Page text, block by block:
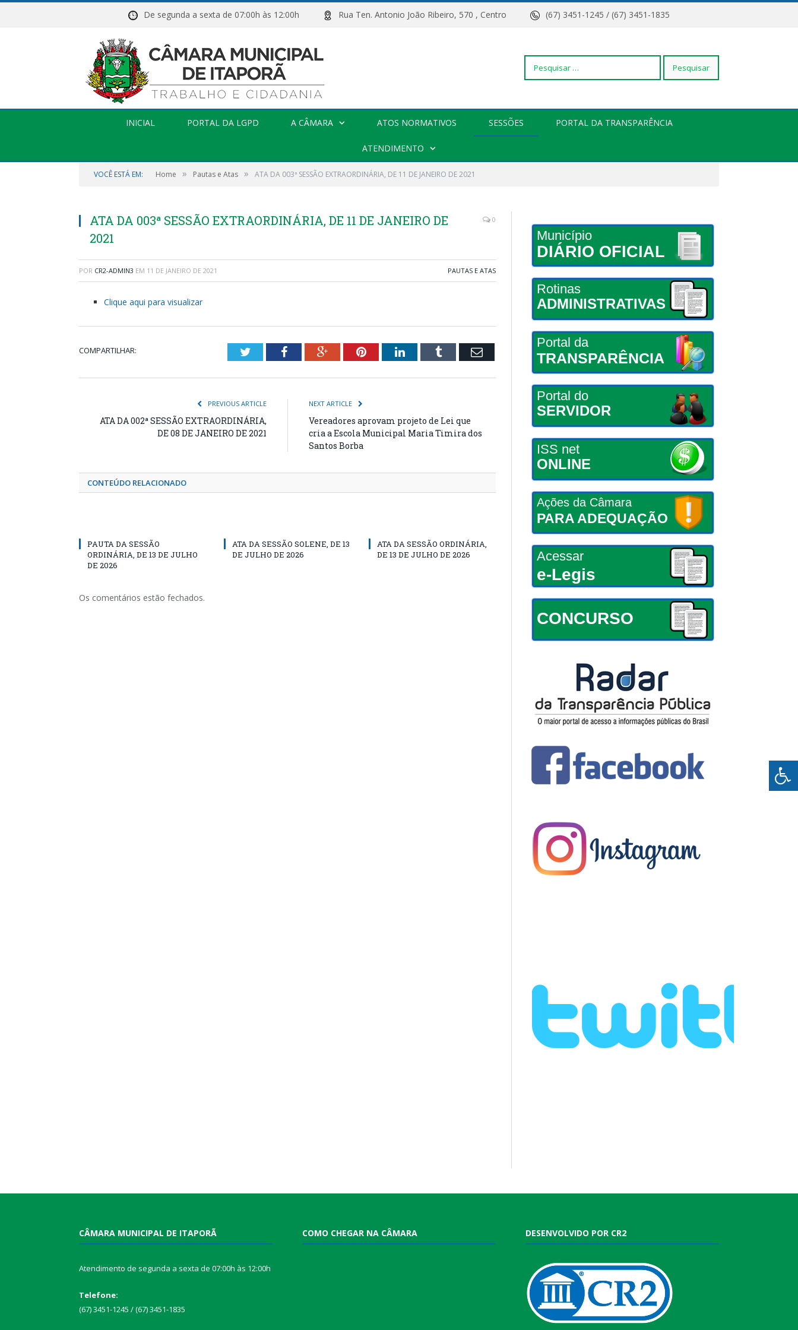
De segunda a sexta de 07:00h às 12:00h Rua Ten. Antonio João Ribeiro, 570 , Centro (67) 3451-1245 / (67) 3451-1835
Pesquisar
INICIAL PORTAL DA LGPD A CÂMARA ATOS NORMATIVOS SESSÕES PORTAL DA TRANSPARÊNCIA
ATENDIMENTO
VOCÊ ESTÁ EM: Home » Pautas e Atas » ATA DA 003ª SESSÃO EXTRAORDINÁRIA, DE 11 DE JANEIRO DE 2021
ATA DA 003ª SESSÃO EXTRAORDINÁRIA, DE 11 DE JANEIRO DE
2021
0
POR CR2-ADMIN3 EM 11 DE JANEIRO DE 2021 PAUTAS E ATAS
Clique aqui para visualizar
COMPARTILHAR: TwitterFacebookGoogle+PinterestLinkedInTumblr Email
PREVIOUS ARTICLE
ATA DA 002ª SESSÃO EXTRAORDINÁRIA,
DE 08 DE JANEIRO DE 2021
NEXT ARTICLE
Vereadores aprovam projeto de Lei que
cria a Escola Municipal Maria Timira dos
Santos Borba
CONTEÚDO RELACIONADO
PAUTA DA SESSÃO
ORDINÁRIA, DE 13 DE JULHO
DE 2026
ATA DA SESSÃO SOLENE, DE 13
DE JULHO DE 2026
ATA DA SESSÃO ORDINÁRIA,
DE 13 DE JULHO DE 2026
Os comentários estão fechados.
Município
DIÁRIO OFICIAL
Rotinas
ADMINISTRATIVAS
Portal da
TRANSPARÊNCIA
Portal do
SERVIDOR
ISS net
ONLINE
Ações da Câmara
PARA ADEQUAÇÃO
Acessar
e-Legis
CONCURSO
CÂMARA MUNICIPAL DE ITAPORÃ
Atendimento de segunda a sexta de 07:00h às 12:00h
Telefone:
(67) 3451-1245 / (67) 3451-1835
COMO CHEGAR NA CÂMARA DESENVOLVIDO POR CR2